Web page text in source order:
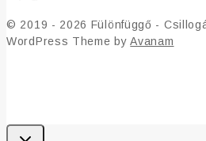
© 2019 - 2026 Fülönfüggő -
WordPress Theme byAvanam